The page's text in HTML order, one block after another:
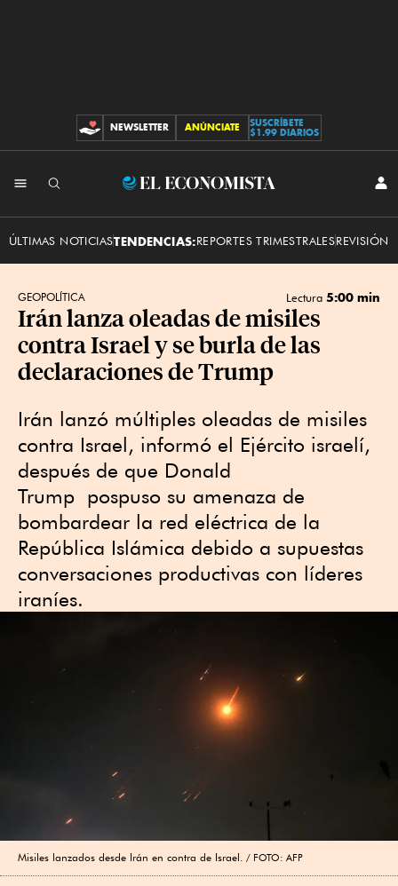
CONTRIBUCIONES
NEWSLETTER ANÚNCIATE
SUSCRÍBETE
$1.99 DIARIOS
El
ÚLTIMAS NOTICIASTENDENCIAS:REPORTES TRIMESTRALESREVISIÓN
GEOPOLÍTICA Lectura 5:00 min
Irán lanza oleadas de misiles
contra Israel y se burla de las
declaraciones de Trump
Irán lanzó múltiples oleadas de misiles
contra Israel, informó el Ejército israelí,
después de que Donald
Trump pospuso su amenaza de
bombardear la red eléctrica de la
República Islámica debido a supuestas
conversaciones ‌productivas con líderes
iraníes.
Misiles lanzados desde Irán en contra de Israel. FOTO: AFP